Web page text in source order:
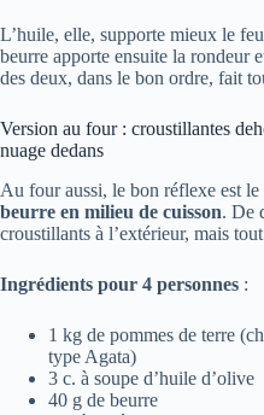
L’huile, elle, supporte mieux le
beurre apporte ensuite la rondeur
des deux, dans le bon ordre, fait
Version au four : croustillantes
nuage dedans
Au four aussi, le bon réflexe est le
beurre en milieu de cuisson. De
croustillants à l’extérieur, mais
Ingrédients pour 4 personnes :
1 kg de pommes de terre
type Agata)
3 c. à soupe d’huile d’olive
40 g de beurre